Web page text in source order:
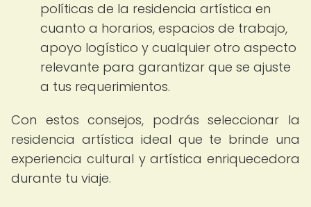
políticas de la residencia artística en
cuanto a horarios, espacios de trabajo,
apoyo logístico y cualquier otro aspecto
relevante para garantizar que se ajuste
a tus requerimientos.
Con estos consejos, podrás seleccionar la
residencia artística ideal que te brinde una
experiencia cultural y artística enriquecedora
durante tu viaje.